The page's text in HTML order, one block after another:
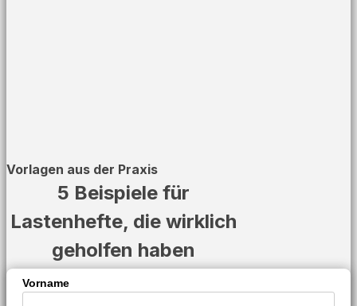
Vorlagen aus der Praxis
5 Beispiele für
Lastenhefte, die wirklich
geholfen haben
Vorname